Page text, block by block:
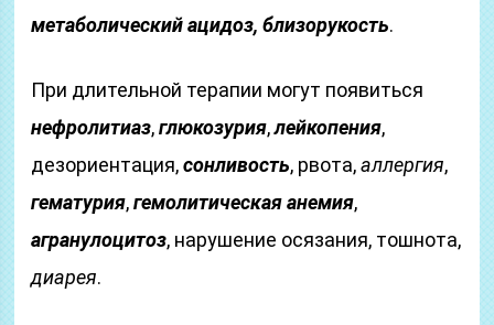
метаболический ацидоз, близорукость.
При длительной терапии могут появиться
нефролитиаз,глюкозурия,лейкопения,
дезориентация,сонливость, рвота,аллергия,
гематурия,гемолитическая анемия,
агранулоцитоз, нарушение осязания, тошнота,
диарея.